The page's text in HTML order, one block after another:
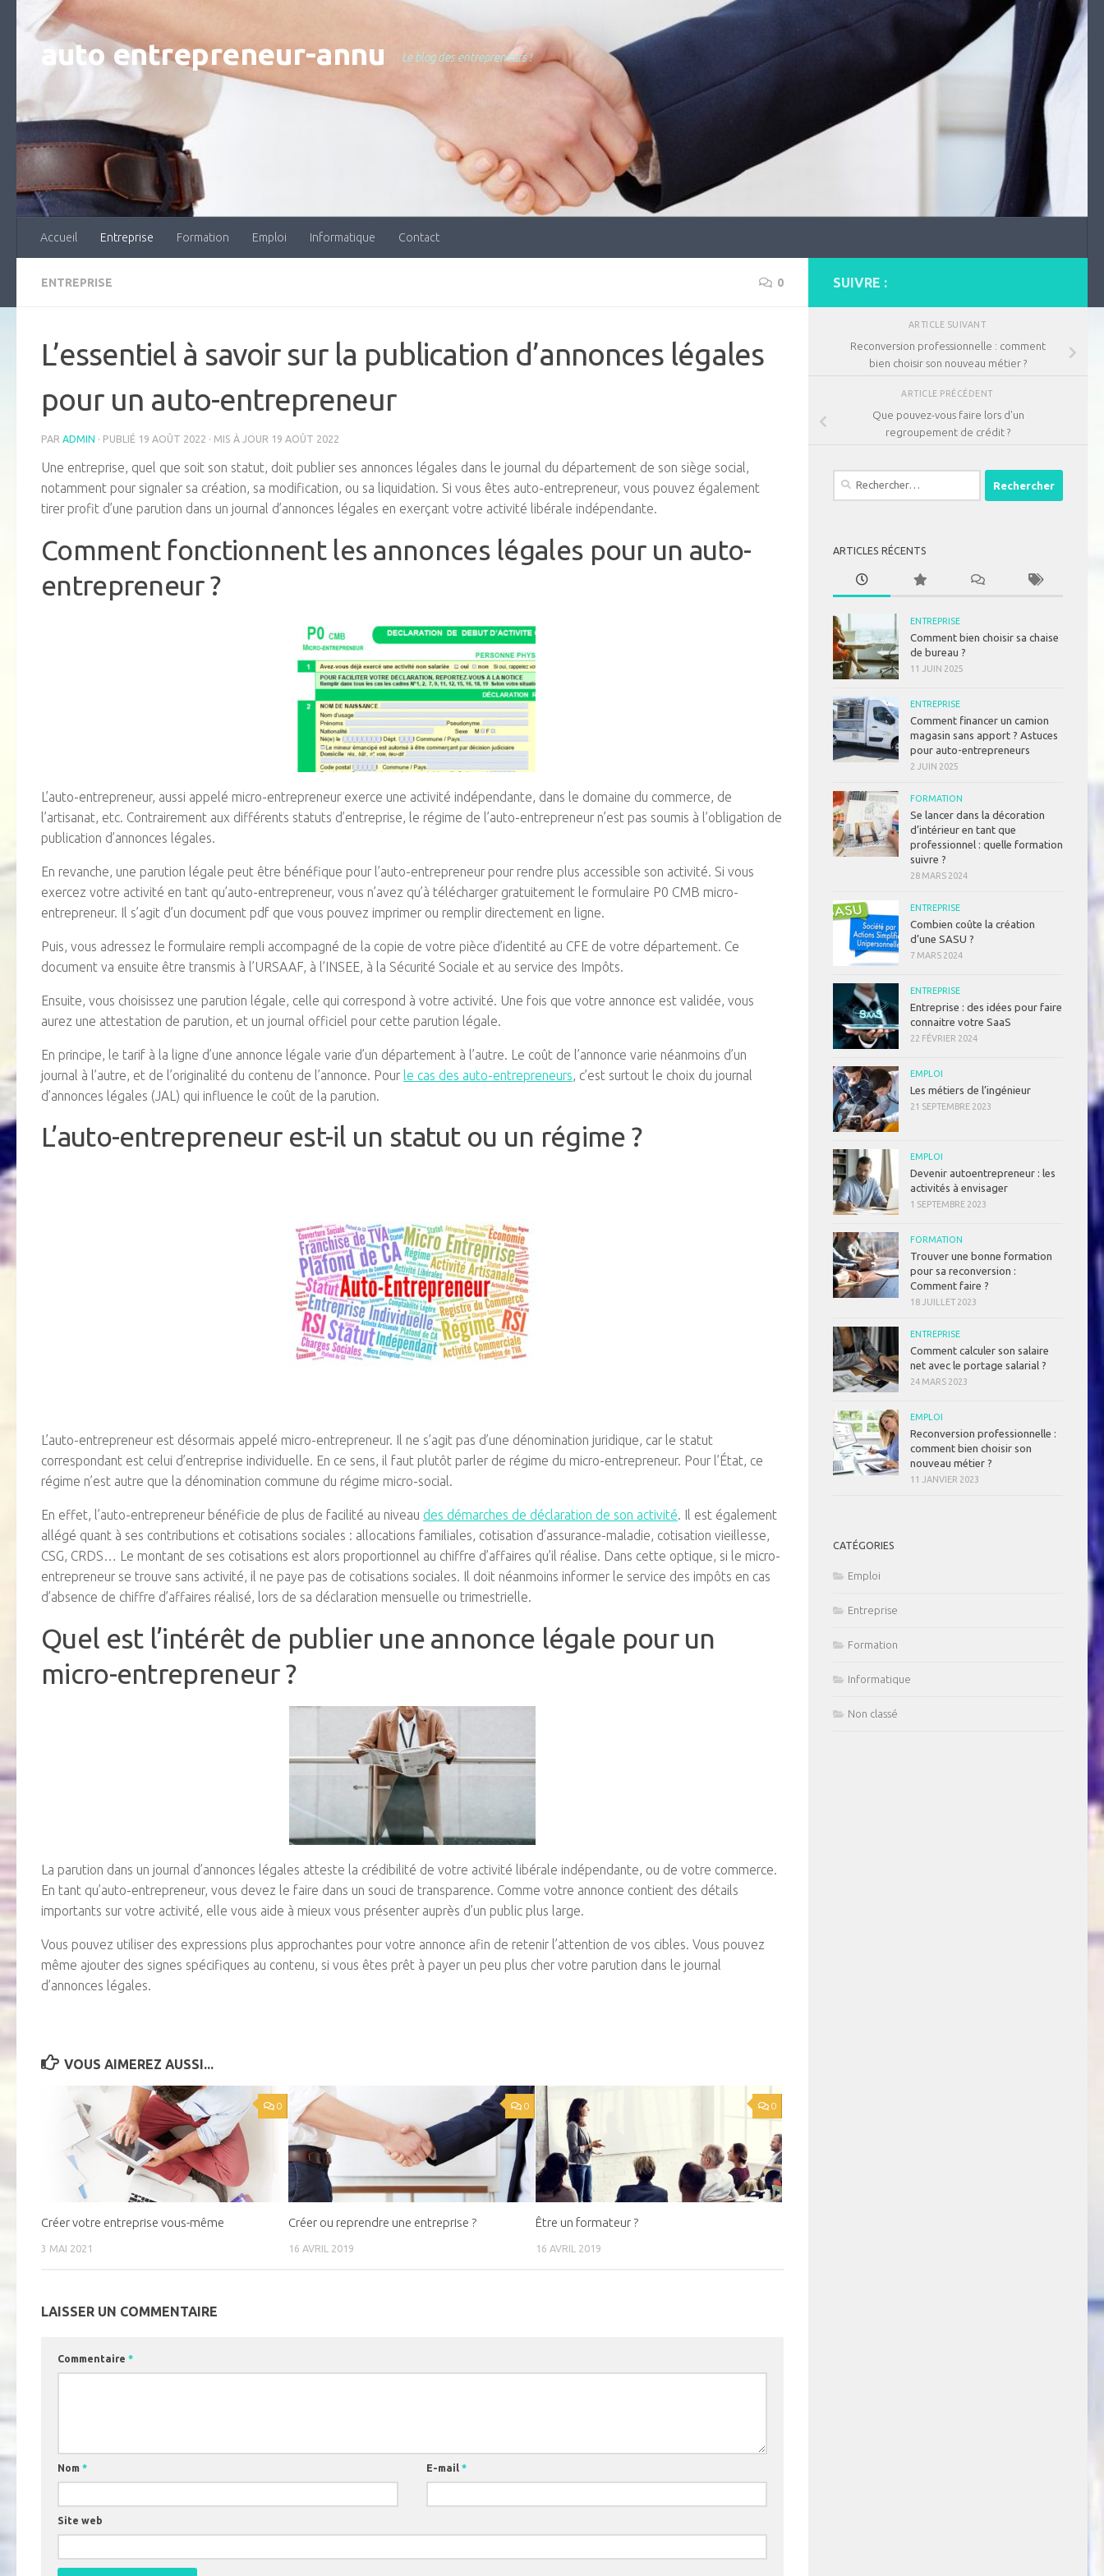
Skip to content
auto entrepreneur-annu Le blog des entrepreneurs !
Accueil Entreprise Formation Emploi Informatique Contact
ENTREPRISE 0
L’essentiel à savoir sur la publication d’annonces légales
pour un auto-entrepreneur
PAR ADMIN · PUBLIÉ 19 AOÛT 2022 · MIS À JOUR 19 AOÛT 2022
Une entreprise, quel que soit son statut, doit publier ses annonces légales dans le journal du département de son siège social,
notamment pour signaler sa création, sa modification, ou sa liquidation. Si vous êtes auto-entrepreneur, vous pouvez également
tirer profit d’une parution dans un journal d’annonces légales en exerçant votre activité libérale indépendante.
Comment fonctionnent les annonces légales pour un auto-
entrepreneur ?
L’auto-entrepreneur, aussi appelé micro-entrepreneur exerce une activité indépendante, dans le domaine du commerce, de
l’artisanat, etc. Contrairement aux différents statuts d’entreprise, le régime de l’auto-entrepreneur n’est pas soumis à l’obligation de
publication d’annonces légales.
En revanche, une parution légale peut être bénéfique pour l’auto-entrepreneur pour rendre plus accessible son activité. Si vous
exercez votre activité en tant qu’auto-entrepreneur, vous n’avez qu’à télécharger gratuitement le formulaire P0 CMB micro-
entrepreneur. Il s’agit d’un document pdf que vous pouvez imprimer ou remplir directement en ligne.
Puis, vous adressez le formulaire rempli accompagné de la copie de votre pièce d’identité au CFE de votre département. Ce
document va ensuite être transmis à l’URSAAF, à l’INSEE, à la Sécurité Sociale et au service des Impôts.
Ensuite, vous choisissez une parution légale, celle qui correspond à votre activité. Une fois que votre annonce est validée, vous
aurez une attestation de parution, et un journal officiel pour cette parution légale.
En principe, le tarif à la ligne d’une annonce légale varie d’un département à l’autre. Le coût de l’annonce varie néanmoins d’un
journal à l’autre, et de l’originalité du contenu de l’annonce. Pour le cas des auto-entrepreneurs , c’est surtout le choix du journal
d’annonces légales (JAL) qui influence le coût de la parution.
L’auto-entrepreneur est-il un statut ou un régime ?
L’auto-entrepreneur est désormais appelé micro-entrepreneur. Il ne s’agit pas d’une dénomination juridique, car le statut
correspondant est celui d’entreprise individuelle. En ce sens, il faut plutôt parler de régime du micro-entrepreneur. Pour l’État, ce
régime n’est autre que la dénomination commune du régime micro-social.
En effet, l’auto-entrepreneur bénéficie de plus de facilité au niveau des démarches de déclaration de son activité. Il est également
allégé quant à ses contributions et cotisations sociales : allocations familiales, cotisation d’assurance-maladie, cotisation vieillesse,
CSG, CRDS… Le montant de ses cotisations est alors proportionnel au chiffre d’affaires qu’il réalise. Dans cette optique, si le micro-
entrepreneur se trouve sans activité, il ne paye pas de cotisations sociales. Il doit néanmoins informer le service des impôts en cas
d’absence de chiffre d’affaires réalisé, lors de sa déclaration mensuelle ou trimestrielle.
Quel est l’intérêt de publier une annonce légale pour un
micro-entrepreneur ?
La parution dans un journal d’annonces légales atteste la crédibilité de votre activité libérale indépendante, ou de votre commerce.
En tant qu’auto-entrepreneur, vous devez le faire dans un souci de transparence. Comme votre annonce contient des détails
importants sur votre activité, elle vous aide à mieux vous présenter auprès d’un public plus large.
Vous pouvez utiliser des expressions plus approchantes pour votre annonce afin de retenir l’attention de vos cibles. Vous pouvez
même ajouter des signes spécifiques au contenu, si vous êtes prêt à payer un peu plus cher votre parution dans le journal
d’annonces légales.
VOUS AIMEREZ AUSSI...
0
Créer votre entreprise vous-même
3 MAI 2021
0
Créer ou reprendre une entreprise ?
16 AVRIL 2019
0
Être un formateur ?
16 AVRIL 2019
LAISSER UN COMMENTAIRE
Commentaire *
Nom * E-mail*
Site web
SUIVRE :
ARTICLE SUIVANT
Reconversion professionnelle : comment
bien choisir son nouveau métier ?
ARTICLE PRÉCÉDENT
Que pouvez-vous faire lors d’un
regroupement de crédit ?
Rechercher :
ARTICLES RÉCENTS
ENTREPRISE
Comment bien choisir sa chaise
de bureau ?
11 JUIN 2025
ENTREPRISE
Comment financer un camion
magasin sans apport ? Astuces
pour auto-entrepreneurs
2 JUIN 2025
FORMATION
Se lancer dans la décoration
d’intérieur en tant que
professionnel : quelle formation
suivre ?
28 MARS 2024
ENTREPRISE
Combien coûte la création
d’une SASU ?
7 MARS 2024
ENTREPRISE
Entreprise : des idées pour faire
connaitre votre SaaS
22 FÉVRIER 2024
EMPLOI
Les métiers de l’ingénieur
21 SEPTEMBRE 2023
EMPLOI
Devenir autoentrepreneur : les
activités à envisager
1 SEPTEMBRE 2023
FORMATION
Trouver une bonne formation
pour sa reconversion :
Comment faire ?
18 JUILLET 2023
ENTREPRISE
Comment calculer son salaire
net avec le portage salarial ?
24 MARS 2023
EMPLOI
Reconversion professionnelle :
comment bien choisir son
nouveau métier ?
11 JANVIER 2023
CATÉGORIES
Emploi
Entreprise
Formation
Informatique
Non classé